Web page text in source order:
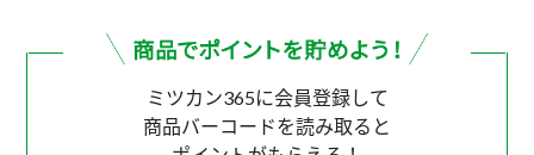
ミツカン365に会員登録して
商品バーコードを読み取ると